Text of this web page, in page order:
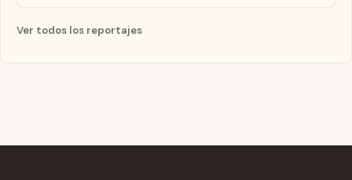
Ver todos los reportajes